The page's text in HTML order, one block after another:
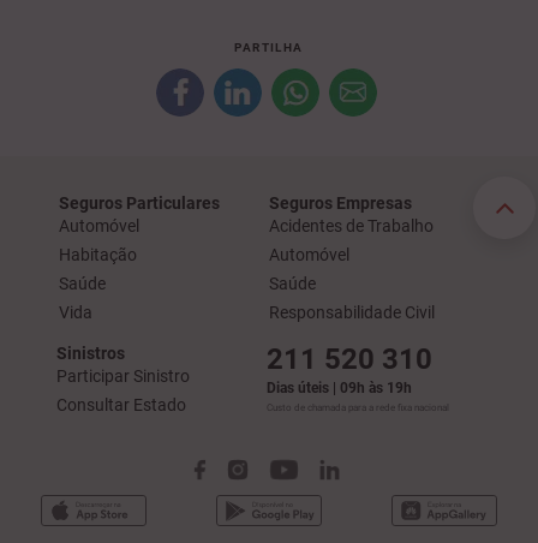
PARTILHA
Seguros Particulares
Automóvel
Habitação
Saúde
Vida
Seguros Empresas
Acidentes de Trabalho
Automóvel
Saúde
Responsabilidade Civil
Sinistros
Participar Sinistro
Consultar Estado
211 520 310
Dias úteis | 09h às 19h
Custo de chamada para a rede fixa nacional